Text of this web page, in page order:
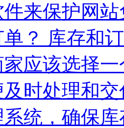
件来保护网
单？ 库存和
应该选择
时处理和
系统，确保